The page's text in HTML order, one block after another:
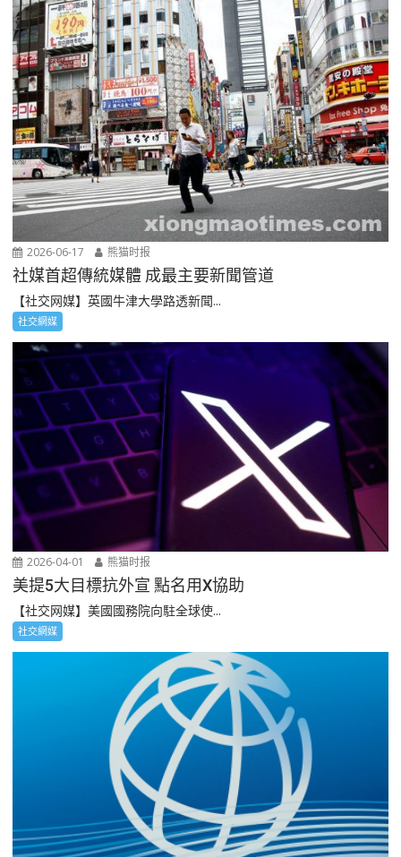
2026-06-17 熊猫时报
社媒首超傳統媒體 成最主要新聞管道
【社交网媒】英國牛津大學路透新聞...
社交網媒
2026-04-01 熊猫时报
美提5大目標抗外宣 點名用X協助
【社交网媒】美國國務院向駐全球使...
社交網媒